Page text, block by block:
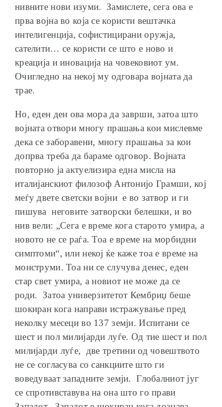
нивните нови изуми. Замислете, сега ова е
прва војна во која се користи вештачка
интелигенција, софистицирани оружја,
сателити… се користи се што е ново и
креација и иновација на човековиот ум.
Очигледно на некој му одговара војната да
трае.
Но, еден ден ова мора да заврши, затоа што
војната отвори многу прашања кои мислевме
дека се заборавени, многу прашања за кои
допрва треба да бараме одговор. Војната
повторно ја актуелизира една мисла на
италијанскиот филозоф Антонијо Грамши, кој
меѓу двете светски војни е во затвор и ги
пишува неговите затворски белешки, и во
нив вели: „Сега е време кога старото умира, а
новото не се раѓа. Тоа е време на морбидни
симптоми“, или некој ќе каже тоа е време на
монструми. Тоа ни се случува денес, еден
стар свет умира, а новиот не може да се
роди. Затоа универзитетот Кембриџ беше
шокиран кога направи истражување пред
неколку месеци во 137 земји. Испитани се
шест и пол милијарди луѓе. Од тие шест и пол
милијарди луѓе, две третини од човештвото
не се согласува со санкциите што ги
воведуваат западните земји. Глобалниот југ
се спротивставува на она што го прави